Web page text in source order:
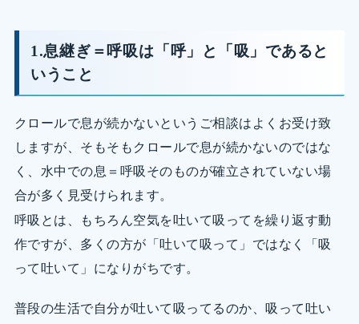
1.息継ぎ＝呼吸は「呼」と「吸」であると
いうこと
クロールで息が続かないというご相談はよくお受け致
しますが、そもそもクロールで息が続かないのではな
く、水中での息＝呼吸そのものが確立されていない場
合が多く見受けられます。
呼吸とは、もちろん空気を吐いて吸ってを繰り返す動
作ですが、多くの方が「吐いて吸って」ではなく「吸
って吐いて」になりがちです。
普段の生活で自分が吐いて吸ってるのか、吸って吐い